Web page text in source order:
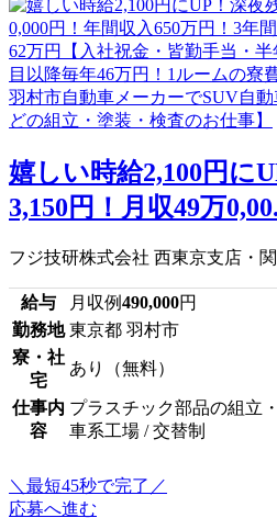
嬉しい時給2,100円に
3,150円！月収49万
フジ技研株式会社 西東京支店・
給与 月収例490,000円
勤務地 東京都 羽村市
寮・社
宅
あり（無料）
仕事内
容
プラスチック部品の組立
車系工場 / 交替制
＼最短45秒で完了／
応募へ進む